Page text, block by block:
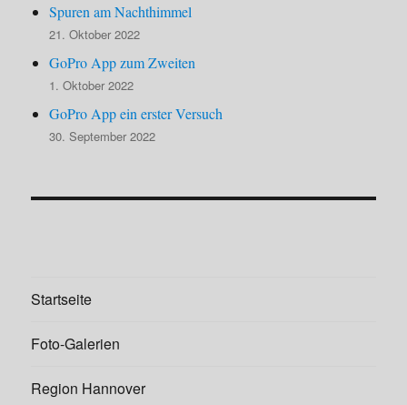
Spuren am Nachthimmel
21. Oktober 2022
GoPro App zum Zweiten
1. Oktober 2022
GoPro App ein erster Versuch
30. September 2022
Startseite
Foto-Galerien
Region Hannover